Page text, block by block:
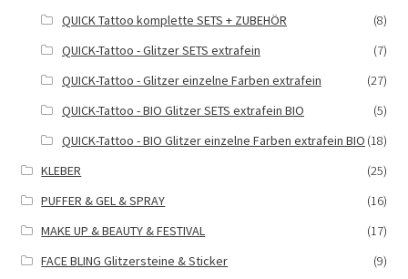
QUICK Tattoo komplette SETS + ZUBEHÖR
(8)
QUICK-Tattoo - Glitzer SETS extrafein
(7)
QUICK-Tattoo - Glitzer einzelne Farben extrafein
(27)
QUICK-Tattoo - BIO Glitzer SETS extrafein BIO
(5)
QUICK-Tattoo - BIO Glitzer einzelne Farben extrafein BIO (18)
KLEBER
(25)
PUFFER & GEL & SPRAY
(16)
MAKE UP & BEAUTY & FESTIVAL
(17)
FACE BLING Glitzersteine & Sticker
(9)